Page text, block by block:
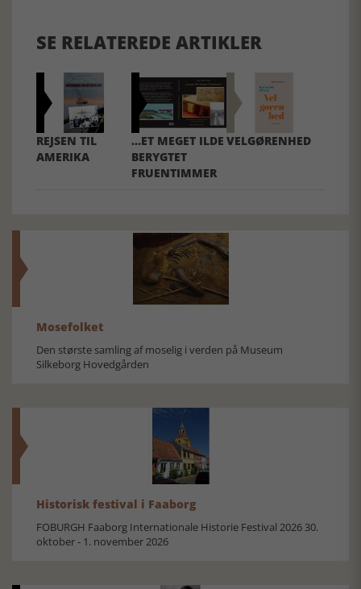
SE RELATEREDE ARTIKLER
REJSEN TIL
AMERIKA
…ET MEGET ILDE
BERYGTET
FRUENTIMMER
VELGØRENHED
Mosefolket
Den største samling af moselig i verden på Museum
Silkeborg Hovedgården
Historisk festival i Faaborg
FOBURGH Faaborg Internationale Historie Festival 2026 30.
oktober - 1. november 2026